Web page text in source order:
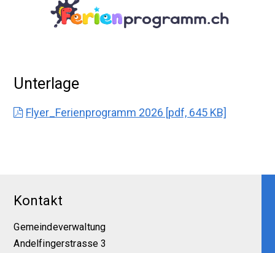
Unterlage
Flyer_Ferienprogramm 2026 [pdf, 645 KB]
Kontakt
Gemeindeverwaltung
Andelfingerstrasse 3